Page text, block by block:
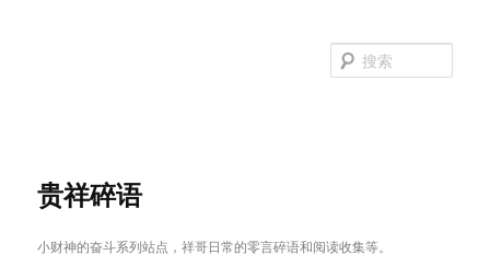
贵祥碎语
小财神的奋斗系列站点，祥哥日常的零言碎语和阅读收集等。
索